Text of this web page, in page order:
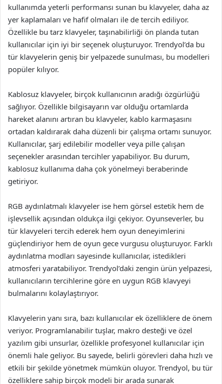
kullanımda yeterli performansı sunan bu klavyeler, daha az
yer kaplamaları ve hafif olmaları ile de tercih ediliyor.
Özellikle bu tarz klavyeler, taşınabilirliği ön planda tutan
kullanıcılar için iyi bir seçenek oluşturuyor. Trendyol’da bu
tür klavyelerin geniş bir yelpazede sunulması, bu modelleri
popüler kılıyor.
Kablosuz klavyeler, birçok kullanıcının aradığı özgürlüğü
sağlıyor. Özellikle bilgisayarın var olduğu ortamlarda
hareket alanını artıran bu klavyeler, kablo karmaşasını
ortadan kaldırarak daha düzenli bir çalışma ortamı sunuyor.
Kullanıcılar, şarj edilebilir modeller veya pille çalışan
seçenekler arasından tercihler yapabiliyor. Bu durum,
kablosuz kullanıma daha çok yönelmeyi beraberinde
getiriyor.
RGB aydınlatmalı klavyeler ise hem görsel estetik hem de
işlevsellik açısından oldukça ilgi çekiyor. Oyunseverler, bu
tür klavyeleri tercih ederek hem oyun deneyimlerini
güçlendiriyor hem de oyun gece vurgusu oluşturuyor. Farklı
aydınlatma modları sayesinde kullanıcılar, istedikleri
atmosferi yaratabiliyor. Trendyol’daki zengin ürün yelpazesi,
kullanıcıların tercihlerine göre en uygun RGB klavyeyi
bulmalarını kolaylaştırıyor.
Klavyelerin yanı sıra, bazı kullanıcılar ek özelliklere de önem
veriyor. Programlanabilir tuşlar, makro desteği ve özel
yazılım gibi unsurlar, özellikle profesyonel kullanıcılar için
önemli hale geliyor. Bu sayede, belirli görevleri daha hızlı ve
etkili bir şekilde yönetmek mümkün oluyor. Trendyol, bu tür
özelliklere sahip birçok modeli bir arada sunarak